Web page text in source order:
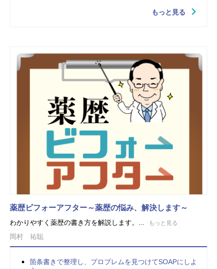
もっと見る
薬歴ビフォーアフター～薬歴の悩み、解決します～
わかりやすく薬歴の書き方を解説します。... もっと見る
岡村 祐聡
箇条書きで整理し、プロブレムを見つけてSOAPにしよ